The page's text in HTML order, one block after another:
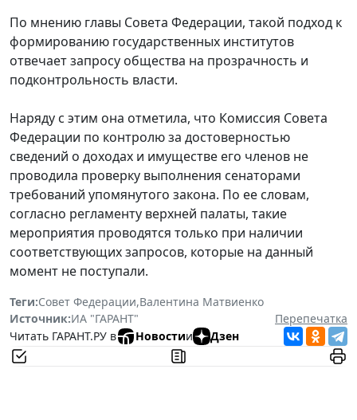
По мнению главы Совета Федерации, такой подход к
формированию государственных институтов
отвечает запросу общества на прозрачность и
подконтрольность власти.
Наряду с этим она отметила, что Комиссия Совета
Федерации по контролю за достоверностью
сведений о доходах и имуществе его членов не
проводила проверку выполнения сенаторами
требований упомянутого закона. По ее словам,
согласно регламенту верхней палаты, такие
мероприятия проводятся только при наличии
соответствующих запросов, которые на данный
момент не поступали.
Теги:Совет Федерации,Валентина Матвиенко
Источник:ИА "ГАРАНТ"
Перепечатка
Читать ГАРАНТ.РУ в
Новостии Дзен